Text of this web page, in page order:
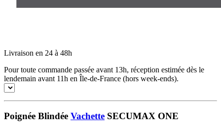
Livraison en 24 à 48h
Pour toute commande passée avant 13h, réception estimée dès le
lendemain avant 11h en Île-de-France (hors week-ends).
Poignée Blindée Vachette SECUMAX ONE